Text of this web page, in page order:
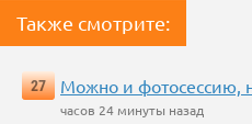
Также смотрите:
27 Можно и фотосессию,
часов 24 минуты назад